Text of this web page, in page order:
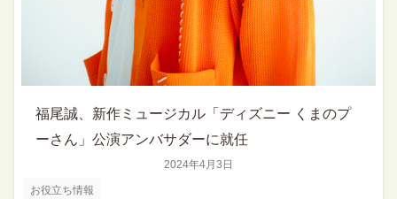
お役立ち情報
2024年4月3日
福尾誠、新作ミュージカル「ディズニー くまのプ
ーさん」公演アンバサダーに就任